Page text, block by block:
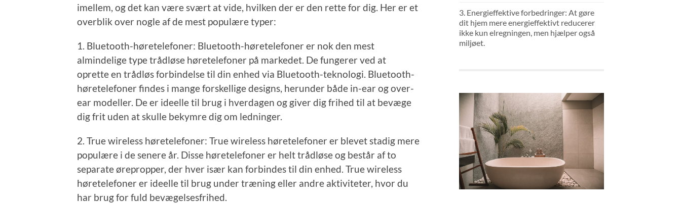
imellem, og det kan være svært at vide, hvilken der er den rette for dig. Her er et
overblik over nogle af de mest populære typer:
1. Bluetooth-høretelefoner: Bluetooth-høretelefoner er nok den mest
almindelige type trådløse høretelefoner på markedet. De fungerer ved at
oprette en trådløs forbindelse til din enhed via Bluetooth-teknologi. Bluetooth-
høretelefoner findes i mange forskellige designs, herunder både in-ear og over-
ear modeller. De er ideelle til brug i hverdagen og giver dig frihed til at bevæge
dig frit uden at skulle bekymre dig om ledninger.
2. True wireless høretelefoner: True wireless høretelefoner er blevet stadig mere
populære i de senere år. Disse høretelefoner er helt trådløse og består af to
separate ørepropper, der hver især kan forbindes til din enhed. True wireless
høretelefoner er ideelle til brug under træning eller andre aktiviteter, hvor du
har brug for fuld bevægelsesfrihed.
3. Energieffektive forbedringer: At gøre
dit hjem mere energieffektivt reducerer
ikke kun elregningen, men hjælper også
miljøet.